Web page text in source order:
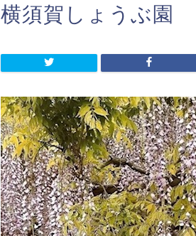
横須賀しょうぶ園